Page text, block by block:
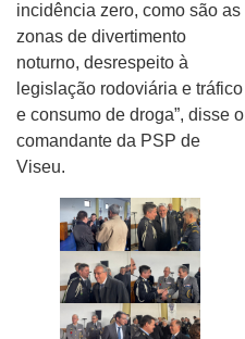
incidência zero, como são as
zonas de divertimento
noturno, desrespeito à
legislação rodoviária e tráfico
e consumo de droga”, disse o
comandante da PSP de
Viseu.